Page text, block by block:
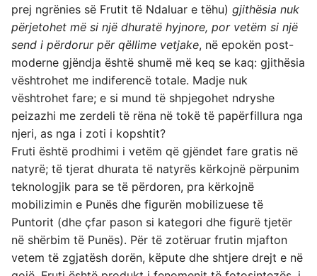
prej ngrënies së Frutit të Ndaluar e tëhu) gjithësia nuk
përjetohet më si një dhuratë hyjnore, por vetëm si një
send i përdorur për qëllime vetjake, në epokën post-
moderne gjëndja është shumë më keq se kaq: gjithësia
vështrohet me indiferencë totale. Madje nuk
vështrohet fare; e si mund të shpjegohet ndryshe
peizazhi me zerdeli të rëna në tokë të papërfillura nga
njeri, as nga i zoti i kopshtit?
Fruti është prodhimi i vetëm që gjëndet fare gratis në
natyrë; të tjerat dhurata të natyrës kërkojnë përpunim
teknologjik para se të përdoren, pra kërkojnë
mobilizimin e Punës dhe figurën mobilizuese të
Puntorit (dhe çfar pason si kategori dhe figurë tjetër
në shërbim të Punës). Për të zotëruar frutin mjafton
vetem të zgjatësh dorën, këpute dhe shtjere drejt e në